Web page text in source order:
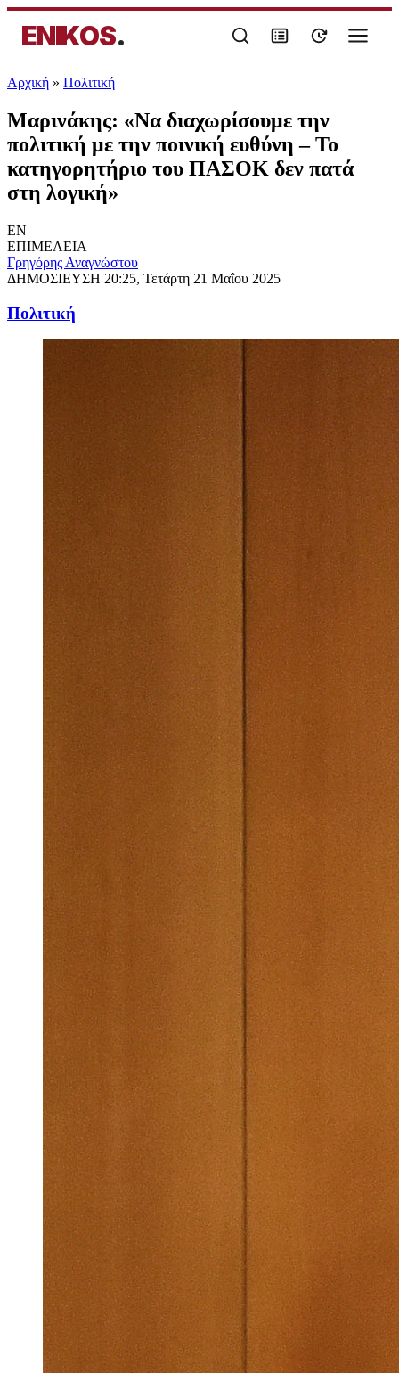
ENIKOS.
Αρχική » Πολιτική
Μαρινάκης: «Να διαχωρίσουμε την
πολιτική με την ποινική ευθύνη – Το
κατηγορητήριο του ΠΑΣΟΚ δεν πατά
στη λογική»
EN
ΕΠΙΜΕΛΕΙΑ
Γρηγόρης Αναγνώστου
ΔΗΜΟΣΙΕΥΣΗ 20:25, Τετάρτη 21 Μαΐου 2025
Πολιτική